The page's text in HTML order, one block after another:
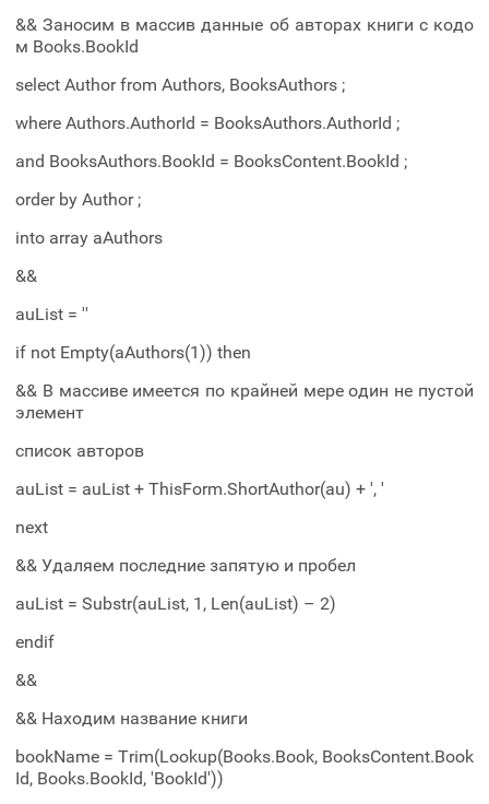
&& Заносим в массив данные об авторах книги с кодо
м Books.BookId
select Author from Authors, BooksAuthors ;
where Authors.AuthorId = BooksAuthors.AuthorId ;
and BooksAuthors.BookId = BooksContent.BookId ;
order by Author ;
into array aAuthors
&&
auList = ''
if not Empty(aAuthors(1)) then
&& В массиве имеется по крайней мере один не пустой
элемент
список авторов
auList = auList + ThisForm.ShortAuthor(au) + ', '
next
&& Удаляем последние запятую и пробел
auList = Substr(auList, 1, Len(auList) – 2)
endif
&&
&& Находим название книги
bookName = Trim(Lookup(Books.Book, BooksContent.Book
Id, Books.BookId, 'BookId'))